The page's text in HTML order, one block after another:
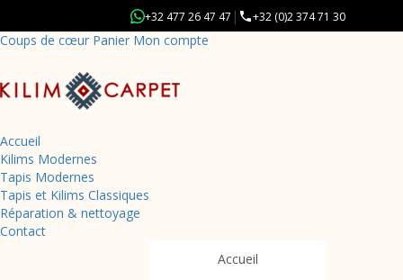
+32 477 26 47 47 | +32 (0)2 374 71 30
Coups de cœur Panier Mon compte
Accueil
Kilims Modernes
Tapis Modernes
Tapis et Kilims Classiques
Réparation & nettoyage
Contact
Accueil
Retour à la boutique
Accueil Produits